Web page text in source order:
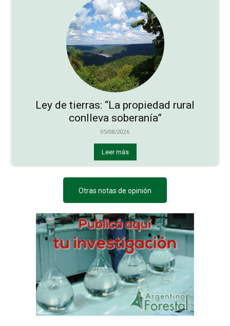
Ley de tierras: “La propiedad rural
conlleva soberanía”
05/08/2026
Leer más
Otras notas de opinión